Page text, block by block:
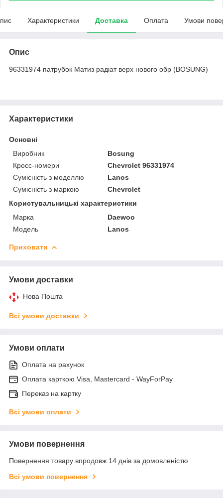
Характеристики Доставка Оплата Умови
Опис
96331974 патрубок Матиз радіат верх нового обр (BOSUNG)
Характеристики
Основні
Виробник
Bosung
Кросс-номери
Chevrolet 96331974
Сумісність з моделлю
Lanos
Сумісність з маркою
Chevrolet
Користувальницькі характеристики
Марка
Daewoo
Модель
Lanos
Приховати
Умови доставки
Нова Пошта
Всі умови доставки
Умови оплати
Оплата на рахунок
Оплата карткою Visa, Mastercard - WayForPay
Переказ на картку
Всі умови оплати
Умови повернення
Повернення товару впродовж 14 днів за домовленістю
Всі умови повернення